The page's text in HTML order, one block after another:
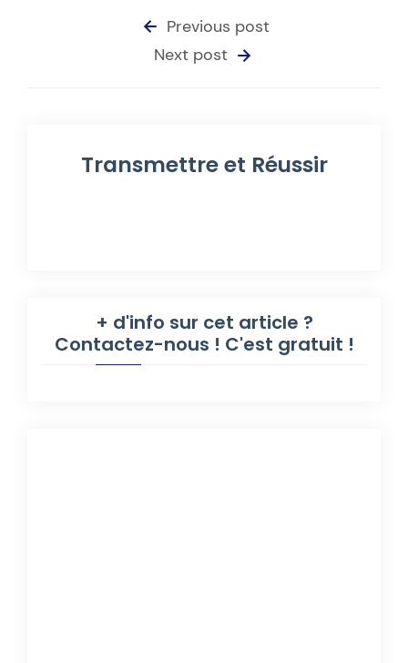
Previous post
Next post
Transmettre et Réussir
+ d'info sur cet article ?
Contactez-nous ! C'est gratuit !